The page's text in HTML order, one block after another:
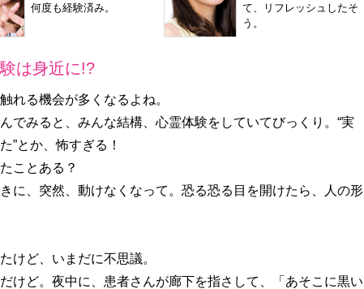
何度も経験済み。
て、リフレッシュしたそ
う。
は身近に!?
れる機会が多くなるよね。
みると、みんな結構、心霊体験をしていてびっくり。“実
”とか、怖すぎる！
ことある？
に、突然、動けなくなって。恐る恐る目を開けたら、人の形
けど、いまだに不思議。
けど。夜中に、患者さんが廊下を指さして、「あそこに黒い